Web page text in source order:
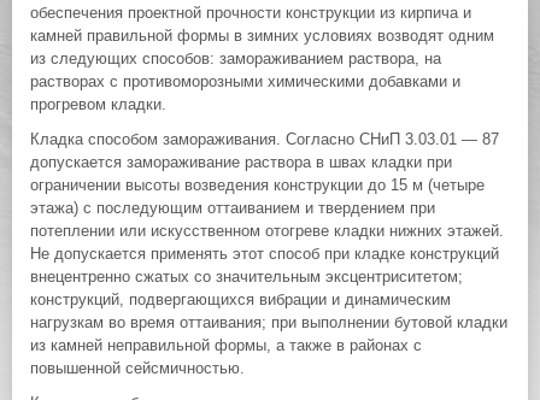
обеспечения проектной прочности конструкции из кирпича и
камней правильной формы в зимних условиях возводят одним
из следующих способов: замораживанием раствора, на
растворах с противоморозными химическими добавками и
прогревом кладки.
Кладка способом замораживания. Согласно СНиП 3.03.01 — 87
допускается замораживание раствора в швах кладки при
ограничении высоты возведения конструкции до 15 м (четыре
этажа) с последующим оттаиванием и твердением при
потеплении или искусственном отогреве кладки нижних этажей.
Не допускается применять этот способ при кладке конструкций
внецентренно сжатых со значительным эксцентриситетом;
конструкций, подвергающихся вибрации и динамическим
нагрузкам во время оттаивания; при выполнении бутовой кладки
из камней неправильной формы, а также в районах с
повышенной сейсмичностью.